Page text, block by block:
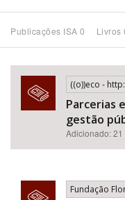
Tema
Subtema
Área de Levantamento
Publicações ISA 0 Livros
((o))eco -
Parcerias
gestão
Adicionado:
Fundação